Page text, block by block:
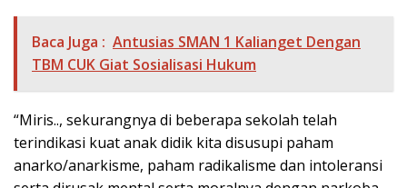
Baca Juga : Antusias SMAN 1 Kalianget Dengan
TBM CUK Giat Sosialisasi Hukum
“Miris.., sekurangnya di beberapa sekolah telah
terindikasi kuat anak didik kita disusupi paham
anarko/anarkisme, paham radikalisme dan intoleransi